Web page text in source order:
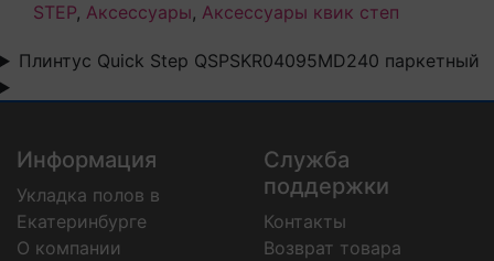
STEP, Аксессуары, Аксессуары квик степ
Плинтус Quick Step QSPSKR04095MD240 паркетный
Информация
Укладка полов в
Екатеринбурге
О компании
Служба
поддержки
Контакты
Возврат товара